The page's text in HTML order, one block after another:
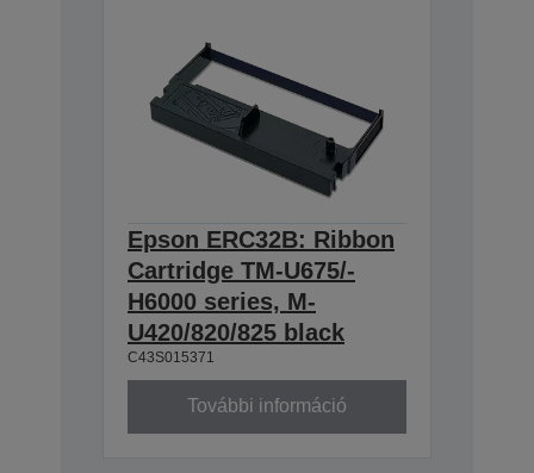
Epson ERC32B: Ribbon
Cartridge TM-U675/-
H6000 series, M-
U420/820/825 black
C43S015371
További információ